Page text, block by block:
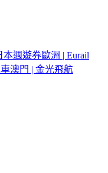
本週遊券歐洲 | Eurail
澳門 | 金光飛航